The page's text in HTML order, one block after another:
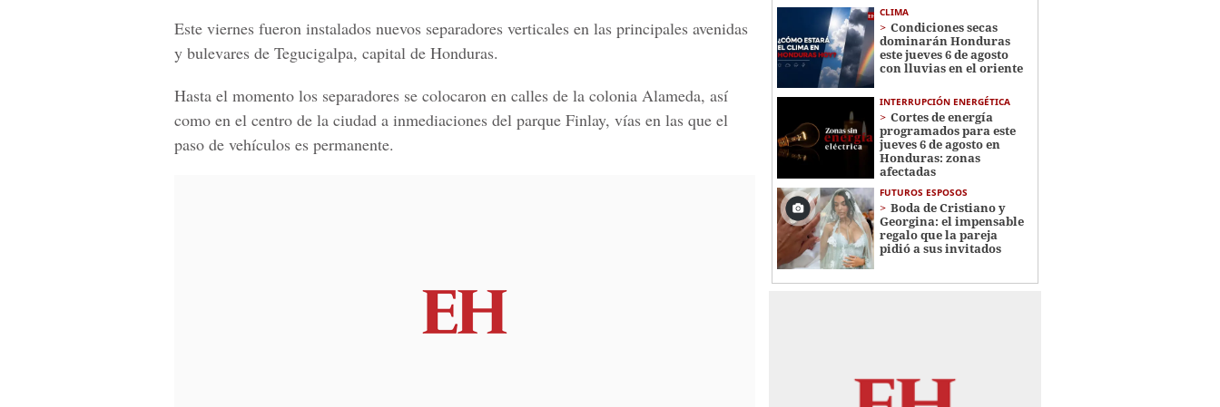
Este viernes fueron instalados nuevos separadores verticales en las principales avenidas
y bulevares de Tegucigalpa, capital de Honduras.
Hasta el momento los separadores se colocaron en calles de la colonia Alameda, así
como en el centro de la ciudad a inmediaciones del parque Finlay, vías en las que el
paso de vehículos es permanente.
CLIMA
Condiciones secas
dominarán Honduras
este jueves 6 de agosto
con lluvias en el oriente
INTERRUPCIÓN ENERGÉTICA
Cortes de energía
programados para este
jueves 6 de agosto en
Honduras: zonas
afectadas
FUTUROS ESPOSOS
Boda de Cristiano y
Georgina: el impensable
regalo que la pareja
pidió a sus invitados